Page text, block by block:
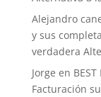
Alejandro
y sus
verdadera
Jorge en
Facturación